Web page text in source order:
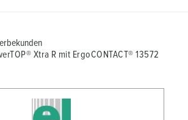
Xtra R mit ErgoCONTACT® 13572